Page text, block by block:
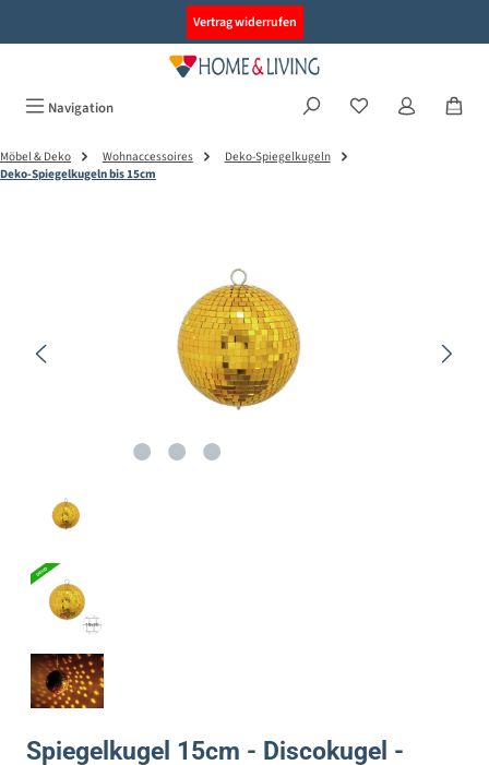
Vertrag widerrufen
Navigation
Möbel & Deko Wohnaccessoires
Deko-Spiegelkugeln
Deko-Spiegelkugeln bis 15cm
Spiegelkugel 15cm - Discokugel -